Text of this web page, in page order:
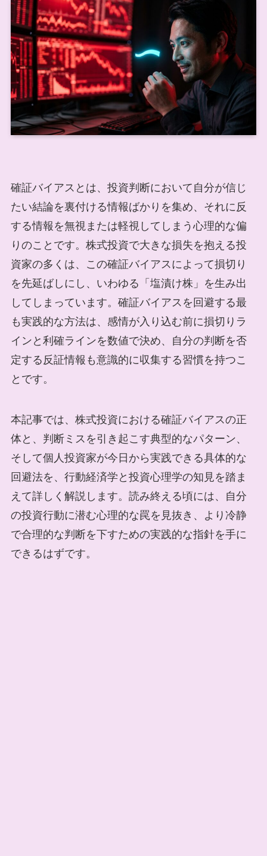
確証バイアスとは、投資判断において自分が信じ
たい結論を裏付ける情報ばかりを集め、それに反
する情報を無視または軽視してしまう心理的な偏
りのことです。株式投資で大きな損失を抱える投
資家の多くは、この確証バイアスによって損切り
を先延ばしにし、いわゆる「塩漬け株」を生み出
してしまっています。確証バイアスを回避する最
も実践的な方法は、感情が入り込む前に損切りラ
インと利確ラインを数値で決め、自分の判断を否
定する反証情報も意識的に収集する習慣を持つこ
とです。
本記事では、株式投資における確証バイアスの正
体と、判断ミスを引き起こす典型的なパターン、
そして個人投資家が今日から実践できる具体的な
回避法を、行動経済学と投資心理学の知見を踏ま
えて詳しく解説します。読み終える頃には、自分
の投資行動に潜む心理的な罠を見抜き、より冷静
で合理的な判断を下すための実践的な指針を手に
できるはずです。